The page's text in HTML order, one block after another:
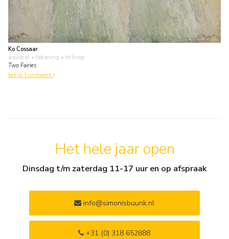
Ko Cossaar
aquarel • tekening • te koop
Two Fairies
bekijk kunstwerk
Het hele jaar open
Dinsdag t/m zaterdag 11-17 uur en op afspraak
info@simonisbuunk.nl
+31 (0) 318 652888